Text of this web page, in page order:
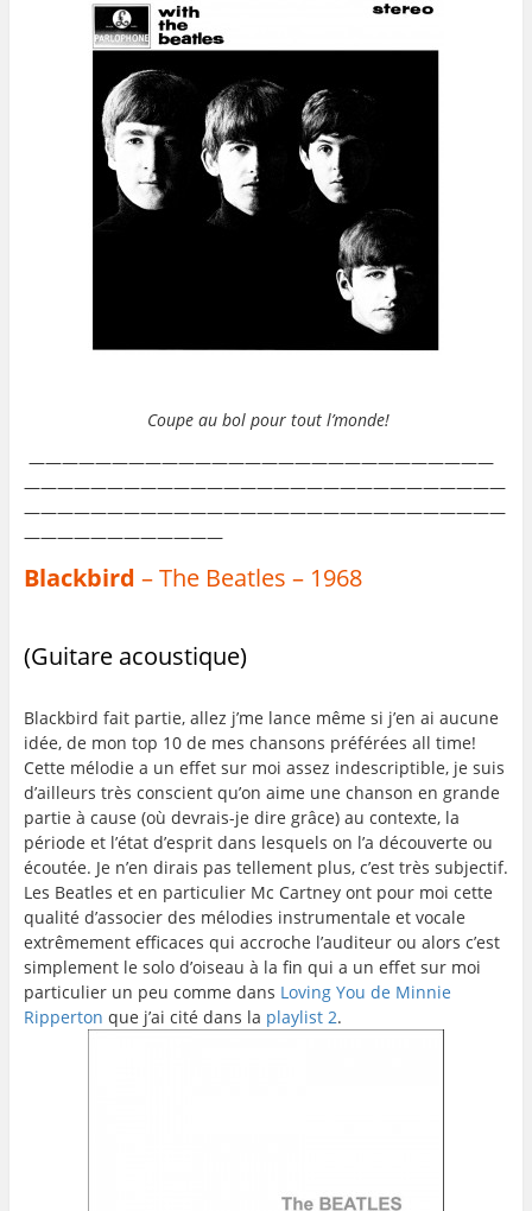
Coupe au bol pour tout l’monde!
————————————————————————————
—————————————————————————————
—————————————————————————————
————————————
Blackbird – The Beatles – 1968
(Guitare acoustique)
Blackbird fait partie, allez j’me lance même si j’en ai aucune
idée, de mon top 10 de mes chansons préférées all time!
Cette mélodie a un effet sur moi assez indescriptible, je suis
d’ailleurs très conscient qu’on aime une chanson en grande
partie à cause (où devrais-je dire grâce) au contexte, la
période et l’état d’esprit dans lesquels on l’a découverte ou
écoutée. Je n’en dirais pas tellement plus, c’est très subjectif.
Les Beatles et en particulier Mc Cartney ont pour moi cette
qualité d’associer des mélodies instrumentale et vocale
extrêmement efficaces qui accroche l’auditeur ou alors c’est
simplement le solo d’oiseau à la fin qui a un effet sur moi
particulier un peu comme dans Loving You de Minnie
Ripperton que j’ai cité dans la playlist 2.